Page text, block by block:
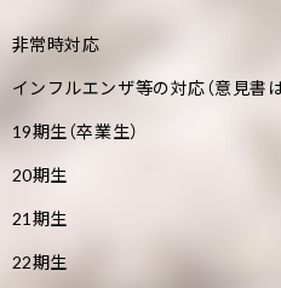
非常時対応
インフルエンザ等の対応（意見書
19期生（卒業生）
20期生
21期生
22期生